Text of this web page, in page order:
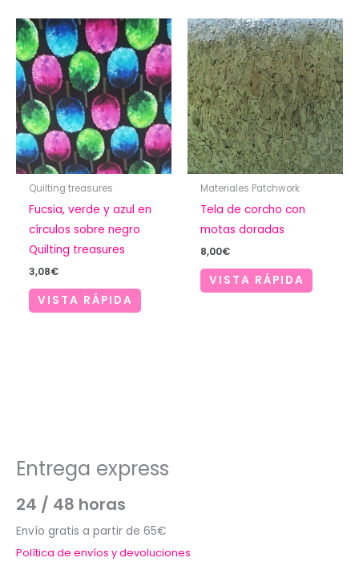
Quilting treasures
Fucsia, verde y azul en
círculos sobre negro
Quilting treasures
3,08€
VISTA RÁPIDA
Materiales Patchwork
Tela de corcho con
motas doradas
8,00€
VISTA RÁPIDA
Entrega express
24 / 48 horas
Envío gratis a partir de 65€
Política de envíos y devoluciones